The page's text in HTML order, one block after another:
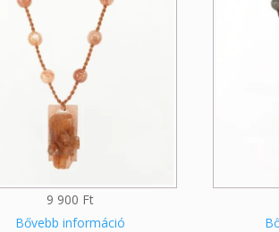
9 900 Ft
Bővebb információ